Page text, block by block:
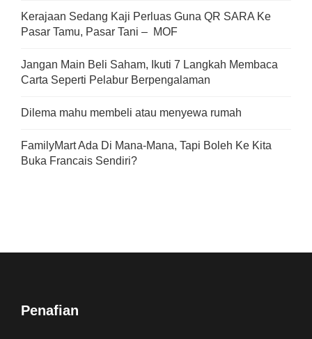
Kerajaan Sedang Kaji Perluas Guna QR SARA Ke
Pasar Tamu, Pasar Tani – MOF
Jangan Main Beli Saham, Ikuti 7 Langkah Membaca
Carta Seperti Pelabur Berpengalaman
Dilema mahu membeli atau menyewa rumah
FamilyMart Ada Di Mana-Mana, Tapi Boleh Ke Kita
Buka Francais Sendiri?
Penafian